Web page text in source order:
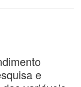
e